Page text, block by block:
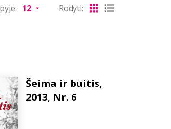
Rodyti:
Šeima ir buitis,
2013, Nr. 6